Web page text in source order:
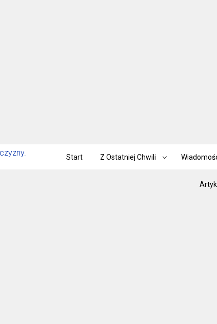
Start Z Ostatniej Chwili